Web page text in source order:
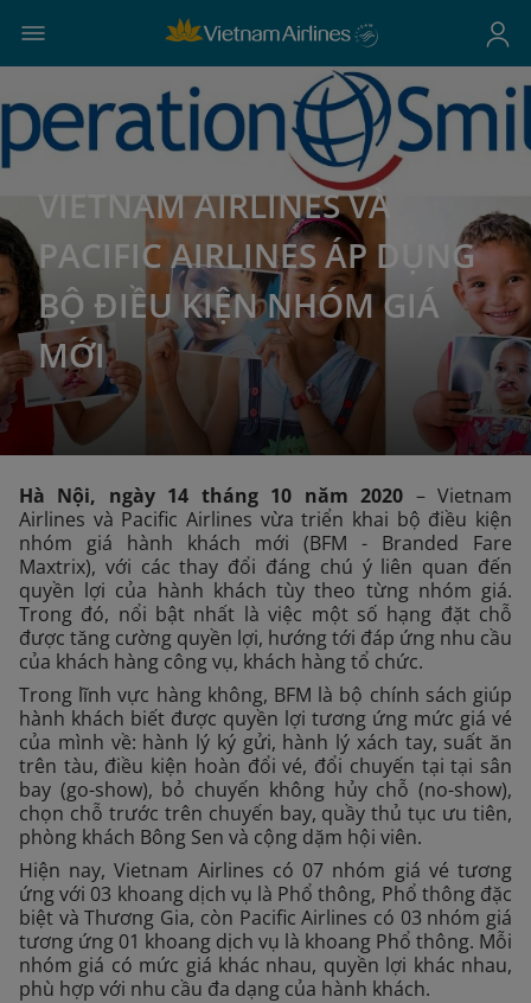
VIETNAM AIRLINES VÀ
PACIFIC AIRLINES ÁP DỤNG
BỘ ĐIỀU KIỆN NHÓM GIÁ
MỚI
Hà Nội, ngày 14 tháng 10 năm 2020 – Vietnam
Airlines và Pacific Airlines vừa triển khai bộ điều kiện
nhóm giá hành khách mới (BFM - Branded Fare
Maxtrix), với các thay đổi đáng chú ý liên quan đến
quyền lợi của hành khách tùy theo từng nhóm giá.
Trong đó, nổi bật nhất là việc một số hạng đặt chỗ
được tăng cường quyền lợi, hướng tới đáp ứng nhu cầu
của khách hàng công vụ, khách hàng tổ chức.
Trong lĩnh vực hàng không, BFM là bộ chính sách giúp
hành khách biết được quyền lợi tương ứng mức giá vé
của mình về: hành lý ký gửi, hành lý xách tay, suất ăn
trên tàu, điều kiện hoàn đổi vé, đổi chuyến tại tại sân
bay (go-show), bỏ chuyến không hủy chỗ (no-show),
chọn chỗ trước trên chuyến bay, quầy thủ tục ưu tiên,
phòng khách Bông Sen và cộng dặm hội viên.
Hiện nay, Vietnam Airlines có 07 nhóm giá vé tương
ứng với 03 khoang dịch vụ là Phổ thông, Phổ thông đặc
biệt và Thương Gia, còn Pacific Airlines có 03 nhóm giá
tương ứng 01 khoang dịch vụ là khoang Phổ thông. Mỗi
nhóm giá có mức giá khác nhau, quyền lợi khác nhau,
phù hợp với nhu cầu đa dạng của hành khách.